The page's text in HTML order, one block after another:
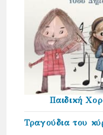
Παιδική
Τραγούδια του